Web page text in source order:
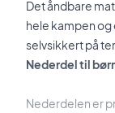
Det åndbare
hele kampen og
selvsikkert på
Nederdel til
Nederdelen er